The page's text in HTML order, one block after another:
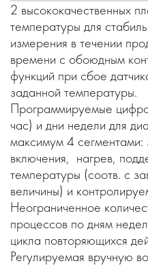
2 высококачественных
температуры для
измерения в течении
времени с обоюдным
функций при сбое
заданной температуры.
Программируемые
час) и дни недели для
максимум 4
включения, нагрев,
температуры (соотв. с
величины) и
Неограниченное
процессов по дням
цикла повторяющихся
Регулируемая вручную